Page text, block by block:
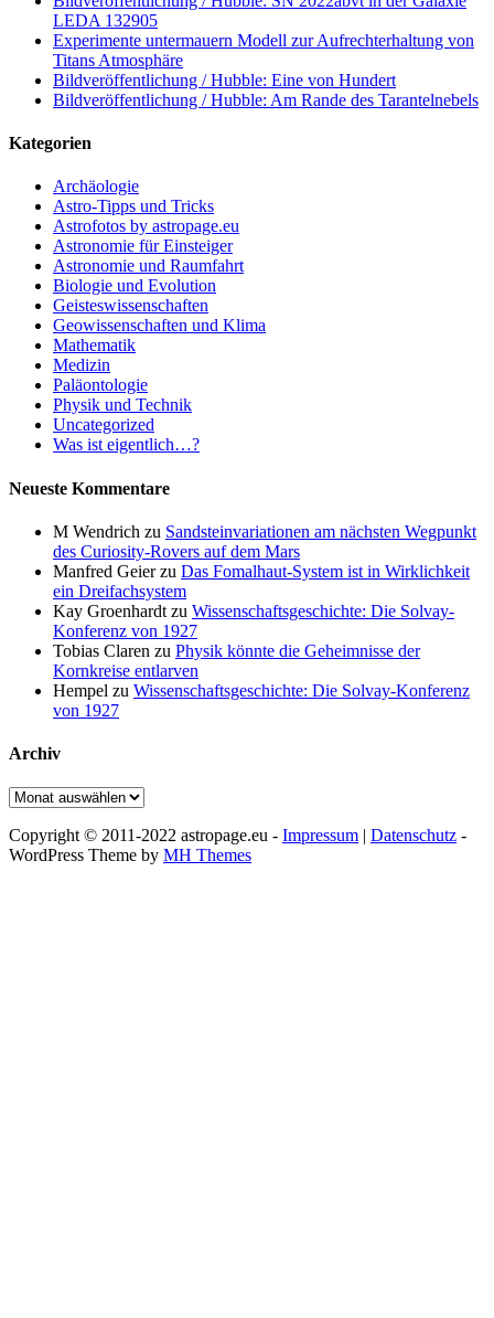
LEDA 132905
Experimente untermauern Modell zur Aufrechterhaltung von
Titans Atmosphäre
Bildveröffentlichung / Hubble: Eine von Hundert
Bildveröffentlichung / Hubble: Am Rande des Tarantelnebels
Kategorien
Archäologie
Astro-Tipps und Tricks
Astrofotos by astropage.eu
Astronomie für Einsteiger
Astronomie und Raumfahrt
Biologie und Evolution
Geisteswissenschaften
Geowissenschaften und Klima
Mathematik
Medizin
Paläontologie
Physik und Technik
Uncategorized
Was ist eigentlich…?
Neueste Kommentare
M Wendrich zu Sandsteinvariationen am nächsten Wegpunkt
des Curiosity-Rovers auf dem Mars
Manfred Geierzu Das Fomalhaut-System ist in Wirklichkeit
ein Dreifachsystem
Kay Groenhardt zu Wissenschaftsgeschichte: Die Solvay-
Konferenz von 1927
Tobias Claren zu Physik könnte die Geheimnisse der
Kornkreise entlarven
Hempel zu Wissenschaftsgeschichte: Die Solvay-Konferenz
von 1927
Archiv
Archiv
Copyright © 2011-2022 astropage.eu - Impressum | Datenschutz -
WordPress Theme by MH Themes